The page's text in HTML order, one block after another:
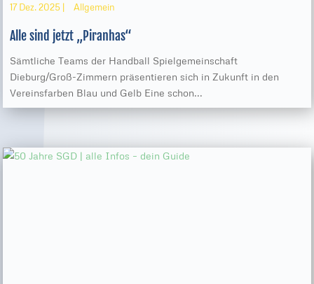
17 Dez. 2025 | Allgemein
Alle sind jetzt „Piranhas“
Sämtliche Teams der Handball Spielgemeinschaft
Dieburg/Groß-Zimmern präsentieren sich in Zukunft in den
Vereinsfarben Blau und Gelb Eine schon...